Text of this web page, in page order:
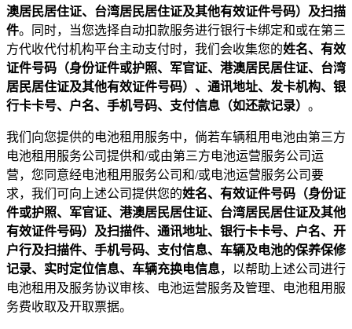
澳居民居住证、台湾居民居住证及其他有效证件号码）及扫描
件。同时，当您选择自动扣款服务进行银行卡绑定和或在第三
方代收代付机构平台主动支付时，我们会收集您的姓名、有效
证件号码（身份证件或护照、军官证、港澳居民居住证、台湾
居民居住证及其他有效证件号码）、通讯地址、发卡机构、银
行卡卡号、户名、手机号码、支付信息（如还款记录） 。
我们向您提供的电池租用服务中，倘若车辆租用电池由第三方
电池租用服务公司提供和/或由第三方电池运营服务公司运
营，您同意经电池租用服务公司和/或电池运营服务公司要
求，我们可向上述公司提供您的姓名、有效证件号码（身份证
件或护照、军官证、港澳居民居住证、台湾居民居住证及其他
有效证件号码）及扫描件、通讯地址、银行卡卡号、户名、开
户行及扫描件、手机号码、支付信息、车辆及电池的保养保修
记录、实时定位信息、车辆充换电信息，以帮助上述公司进行
电池租用及服务协议审核、电池运营服务及管理、电池租用服
务费收取及开取票据。